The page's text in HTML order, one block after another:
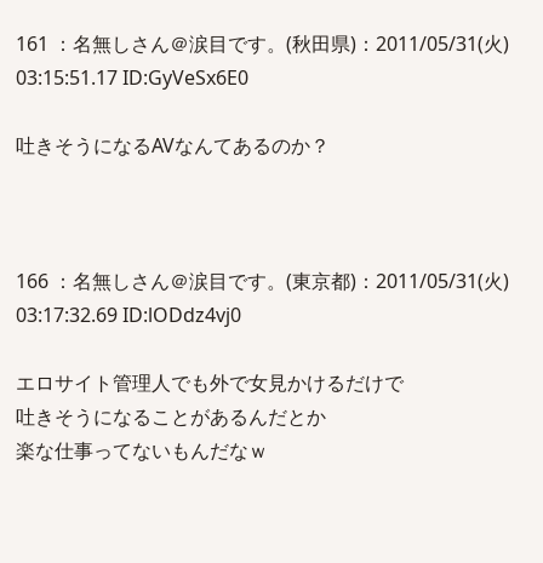
161 ：名無しさん＠涙目です。(秋田県)：2011/05/31(火)
03:15:51.17 ID:GyVeSx6E0
吐きそうになるAVなんてあるのか？
166 ：名無しさん＠涙目です。(東京都)：2011/05/31(火)
03:17:32.69 ID:lODdz4vj0
エロサイト管理人でも外で女見かけるだけで
吐きそうになることがあるんだとか
楽な仕事ってないもんだなｗ